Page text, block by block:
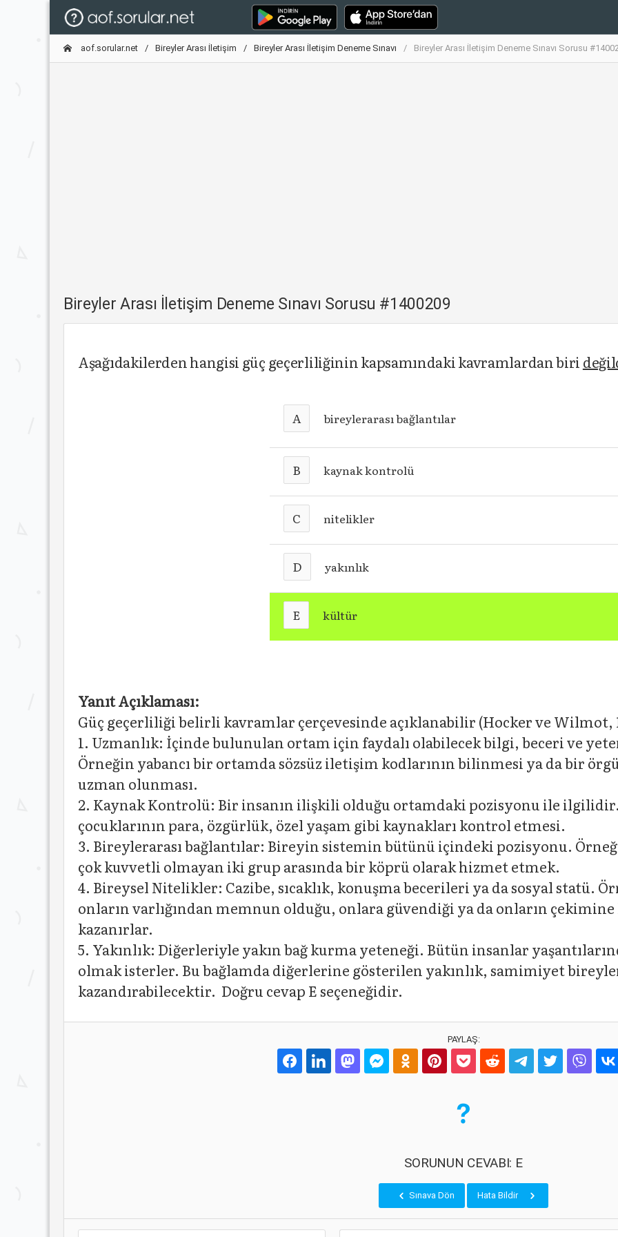
aof.sorular.net Bireyler Arası İletişim Bireyler Arası İletişim Deneme Sınavı Bireyler Arası İletişim Deneme Sınavı Sorusu
Bireyler Arası İletişim Deneme Sınavı Sorusu #1400209
Aşağıdakilerden hangisi güç geçerliliğinin kapsamındaki kavramlardan biri
A bireylerarası bağlantılar
B kaynak kontrolü
C nitelikler
D yakınlık
E kültür
Yanıt Açıklaması:
Güç geçerliliği belirli kavramlar çerçevesinde açıklanabilir (Hocker ve Wilmot,
1. Uzmanlık: İçinde bulunulan ortam için faydalı olabilecek bilgi, beceri ve
Örneğin yabancı bir ortamda sözsüz iletişim kodlarının bilinmesi ya da bir
uzman olunması.
2. Kaynak Kontrolü: Bir insanın ilişkili olduğu ortamdaki pozisyonu ile
çocuklarının para, özgürlük, özel yaşam gibi kaynakları kontrol etmesi.
3. Bireylerarası bağlantılar: Bireyin sistemin bütünü içindeki pozisyonu.
çok kuvvetli olmayan iki grup arasında bir köprü olarak hizmet etmek.
4. Bireysel Nitelikler: Cazibe, sıcaklık, konuşma becerileri ya da sosyal statü.
onların varlığından memnun olduğu, onlara güvendiği ya da onların çekimine
kazanırlar.
5. Yakınlık: Diğerleriyle yakın bağ kurma yeteneği. Bütün insanlar
olmak isterler. Bu bağlamda diğerlerine gösterilen yakınlık, samimiyet
kazandırabilecektir. Doğru cevap E seçeneğidir.
PAYLAŞ:
SORUNUN CEVABI: E
Sınava Dön Hata Bildir